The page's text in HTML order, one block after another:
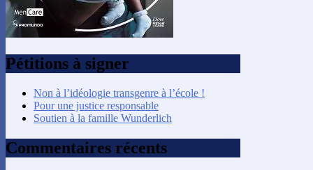
Pétitions à signer
Non à l’idéologie transgenre à l’école !
Pour une justice responsable
Soutien à la famille Wunderlich
Commentaires récents